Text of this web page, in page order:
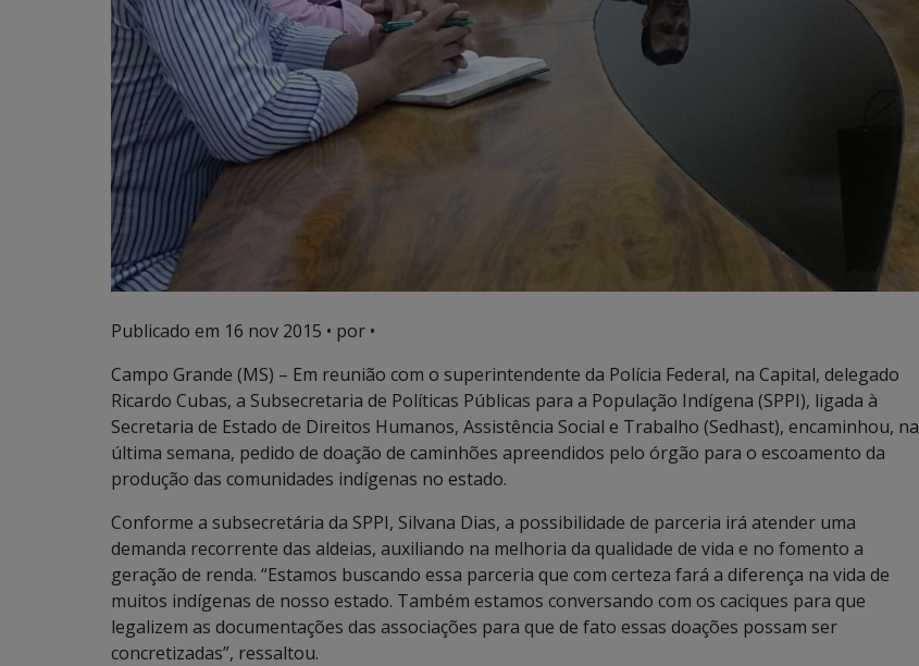
Publicado em 16 nov 2015 • por •
Campo Grande (MS) – Em reunião com o superintendente da Polícia Federal, na Capital, delegado
Ricardo Cubas, a Subsecretaria de Políticas Públicas para a População Indígena (SPPI), ligada à
Secretaria de Estado de Direitos Humanos, Assistência Social e Trabalho (Sedhast), encaminhou, na
última semana, pedido de doação de caminhões apreendidos pelo órgão para o escoamento da
produção das comunidades indígenas no estado.
Conforme a subsecretária da SPPI, Silvana Dias, a possibilidade de parceria irá atender uma
demanda recorrente das aldeias, auxiliando na melhoria da qualidade de vida e no fomento a
geração de renda. “Estamos buscando essa parceria que com certeza fará a diferença na vida de
muitos indígenas de nosso estado. Também estamos conversando com os caciques para que
legalizem as documentações das associações para que de fato essas doações possam ser
concretizadas”, ressaltou.